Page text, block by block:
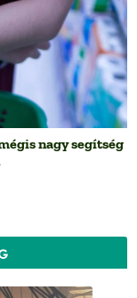
nagy segítség